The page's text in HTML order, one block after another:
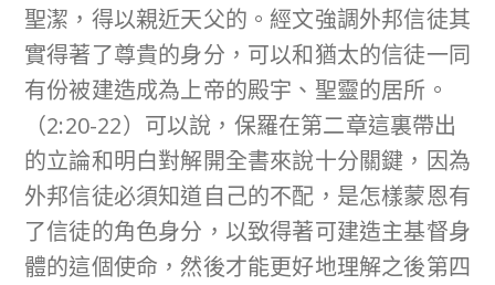
聖潔，得以親近天父的。經文強調外邦信徒其
實得著了尊貴的身分，可以和猶太的信徒一同
有份被建造成為上帝的殿宇、聖靈的居所。
（2:20-22）可以說，保羅在第二章這裏帶出
的立論和明白對解開全書來說十分關鍵，因為
外邦信徒必須知道自己的不配，是怎樣蒙恩有
了信徒的角色身分，以致得著可建造主基督身
體的這個使命，然後才能更好地理解之後第四